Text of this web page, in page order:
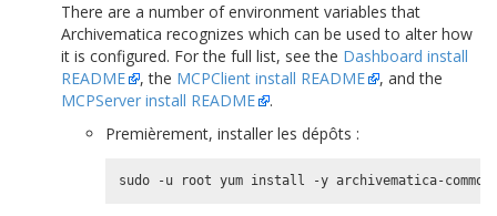
There are a number of environment variables that
Archivematica recognizes which can be used to alter how
it is configured. For the full list, see the Dashboard install
README
, the MCPClient install README
, and the
MCPServer install README
.
Premièrement, installer les dépôts :